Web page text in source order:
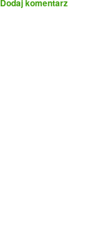
Dodaj komentarz